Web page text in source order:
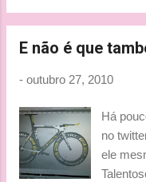
não irá trabalhar em
"A corrida pelo título
Dhabi trará", comentou
desistir. Temos duas
na Coreia como as
último domingo, o
prestes a assumir a
E não é que
- outubro 27, 2010
Há
no
ele